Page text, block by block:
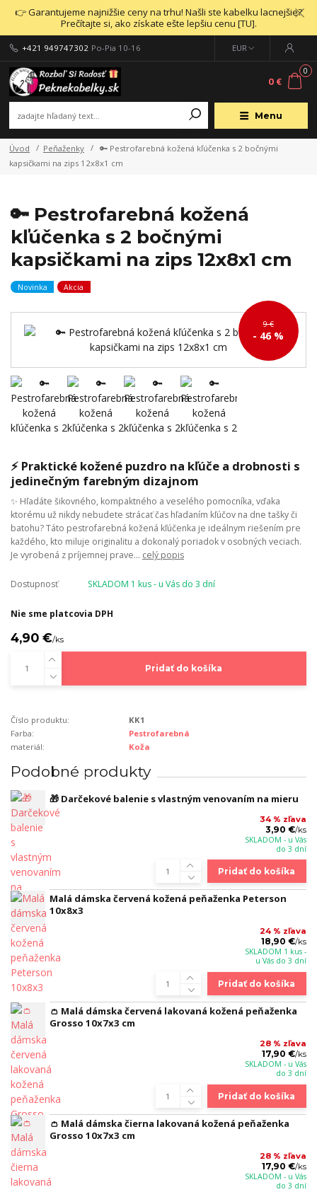
👉 Garantujeme najnižšie ceny na trhu! Našli ste kabelku lacnejšie?
Prečítajte si, ako získate ešte lepšiu cenu [TU].
Menu
EUR
+421 949747302 Po-Pia 10-16
0
0 €
Úvod Peňaženky
🔑 Pestrofarebná kožená kľúčenka s 2 bočnými
kapsičkami na zips 12x8x1 cm
🔑 Pestrofarebná kožená
kľúčenka s 2 bočnými
kapsičkami na zips 12x8x1 cm
Novinka Akcia
9 €
- 46 %
⚡ Praktické kožené puzdro na kľúče a drobnosti s
jedinečným farebným dizajnom
✨ Hľadáte šikovného, kompaktného a veselého pomocníka, vďaka
ktorému už nikdy nebudete strácať čas hľadaním kľúčov na dne tašky či
batohu? Táto pestrofarebná kožená kľúčenka je ideálnym riešením pre
každého, kto miluje originalitu a dokonalý poriadok v osobných veciach.
Je vyrobená z príjemnej prave... celý popis
Dostupnosť SKLADOM 1 kus - u Vás do 3 dní
Nie sme platcovia DPH
4,90 €/ks
Pridať do košíka
Číslo produktu:
KK1
Farba:
Pestrofarebná
materiál:
Koža
Podobné produkty
🎁 Darčekové balenie s vlastným venovaním na mieru
34 % zľava
3,90 €/ks
SKLADOM - u Vás
do 3 dní
Pridať do košíka
Malá dámska červená kožená peňaženka Peterson
10x8x3
24 % zľava
18,90 €/ks
SKLADOM 1 kus -
u Vás do 3 dní
Pridať do košíka
👛 Malá dámska červená lakovaná kožená peňaženka
Grosso 10x7x3 cm
28 % zľava
17,90 €/ks
SKLADOM - u Vás
do 3 dní
Pridať do košíka
👛 Malá dámska čierna lakovaná kožená peňaženka
Grosso 10x7x3 cm
28 % zľava
17,90 €/ks
SKLADOM - u Vás
do 3 dní